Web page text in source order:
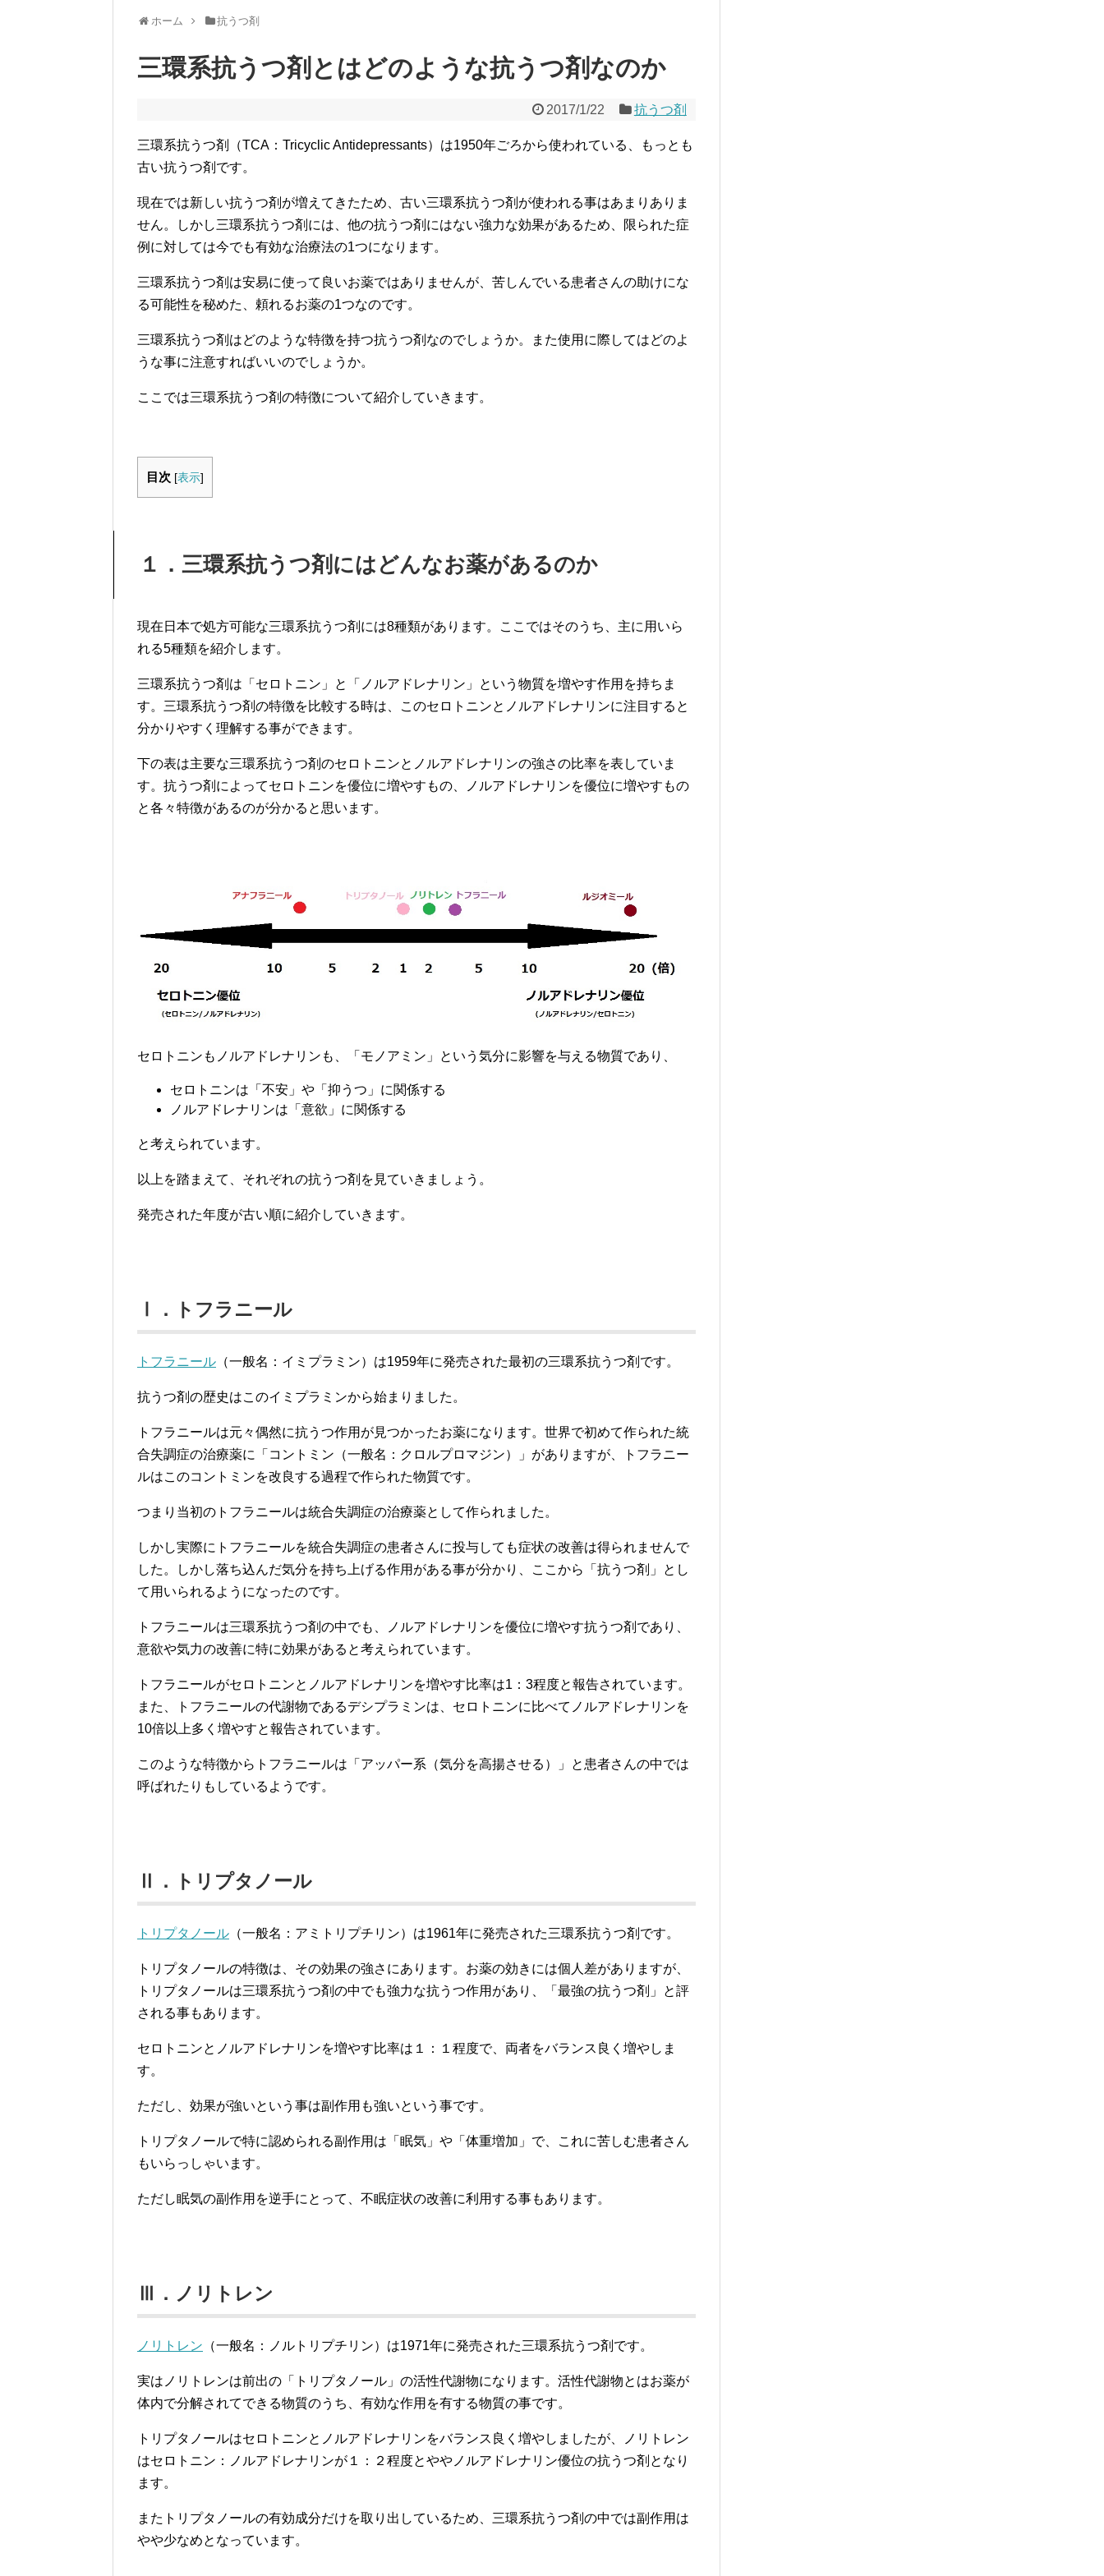
ホーム 抗うつ剤
三環系抗うつ剤とはどのような抗うつ剤なのか
2017/1/22 抗うつ剤
三環系抗うつ剤（TCA：Tricyclic Antidepressants）は1950年ごろから使われている、もっとも
古い抗うつ剤です。
現在では新しい抗うつ剤が増えてきたため、古い三環系抗うつ剤が使われる事はあまりありま
せん。しかし三環系抗うつ剤には、他の抗うつ剤にはない強力な効果があるため、限られた症
例に対しては今でも有効な治療法の1つになります。
三環系抗うつ剤は安易に使って良いお薬ではありませんが、苦しんでいる患者さんの助けにな
る可能性を秘めた、頼れるお薬の1つなのです。
三環系抗うつ剤はどのような特徴を持つ抗うつ剤なのでしょうか。また使用に際してはどのよ
うな事に注意すればいいのでしょうか。
ここでは三環系抗うつ剤の特徴について紹介していきます。
目次 [表示]
１．三環系抗うつ剤にはどんなお薬があるのか
現在日本で処方可能な三環系抗うつ剤には8種類があります。ここではそのうち、主に用いら
れる5種類を紹介します。
三環系抗うつ剤は「セロトニン」と「ノルアドレナリン」という物質を増やす作用を持ちま
す。三環系抗うつ剤の特徴を比較する時は、このセロトニンとノルアドレナリンに注目すると
分かりやすく理解する事ができます。
下の表は主要な三環系抗うつ剤のセロトニンとノルアドレナリンの強さの比率を表していま
す。抗うつ剤によってセロトニンを優位に増やすもの、ノルアドレナリンを優位に増やすもの
と各々特徴があるのが分かると思います。
セロトニンもノルアドレナリンも、「モノアミン」という気分に影響を与える物質であり、
セロトニンは「不安」や「抑うつ」に関係する
ノルアドレナリンは「意欲」に関係する
と考えられています。
以上を踏まえて、それぞれの抗うつ剤を見ていきましょう。
発売された年度が古い順に紹介していきます。
Ⅰ．トフラニール
トフラニール （一般名：イミプラミン）は1959年に発売された最初の三環系抗うつ剤です。
抗うつ剤の歴史はこのイミプラミンから始まりました。
トフラニールは元々偶然に抗うつ作用が見つかったお薬になります。世界で初めて作られた統
合失調症の治療薬に「コントミン（一般名：クロルプロマジン）」がありますが、トフラニー
ルはこのコントミンを改良する過程で作られた物質です。
つまり当初のトフラニールは統合失調症の治療薬として作られました。
しかし実際にトフラニールを統合失調症の患者さんに投与しても症状の改善は得られませんで
した。しかし落ち込んだ気分を持ち上げる作用がある事が分かり、ここから「抗うつ剤」とし
て用いられるようになったのです。
トフラニールは三環系抗うつ剤の中でも、ノルアドレナリンを優位に増やす抗うつ剤であり、
意欲や気力の改善に特に効果があると考えられています。
トフラニールがセロトニンとノルアドレナリンを増やす比率は1：3程度と報告されています。
また、トフラニールの代謝物であるデシプラミンは、セロトニンに比べてノルアドレナリンを
10倍以上多く増やすと報告されています。
このような特徴からトフラニールは「アッパー系（気分を高揚させる）」と患者さんの中では
呼ばれたりもしているようです。
Ⅱ．トリプタノール
トリプタノール （一般名：アミトリプチリン）は1961年に発売された三環系抗うつ剤です。
トリプタノールの特徴は、その効果の強さにあります。お薬の効きには個人差がありますが、
トリプタノールは三環系抗うつ剤の中でも強力な抗うつ作用があり、「最強の抗うつ剤」と評
される事もあります。
セロトニンとノルアドレナリンを増やす比率は１：１程度で、両者をバランス良く増やしま
す。
ただし、効果が強いという事は副作用も強いという事です。
トリプタノールで特に認められる副作用は「眠気」や「体重増加」で、これに苦しむ患者さん
もいらっしゃいます。
ただし眠気の副作用を逆手にとって、不眠症状の改善に利用する事もあります。
Ⅲ．ノリトレン
ノリトレン （一般名：ノルトリプチリン）は1971年に発売された三環系抗うつ剤です。
実はノリトレンは前出の「トリプタノール」の活性代謝物になります。活性代謝物とはお薬が
体内で分解されてできる物質のうち、有効な作用を有する物質の事です。
トリプタノールはセロトニンとノルアドレナリンをバランス良く増やしましたが、ノリトレン
はセロトニン：ノルアドレナリンが１：２程度とややノルアドレナリン優位の抗うつ剤となり
ます。
またトリプタノールの有効成分だけを取り出しているため、三環系抗うつ剤の中では副作用は
やや少なめとなっています。